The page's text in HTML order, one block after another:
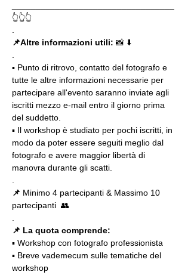
👆👆👆
📌Altre informazioni utili: 📸 ⬇️
▪️ Punto di ritrovo, contatto del fotografo e
tutte le altre informazioni necessarie per
partecipare all'evento saranno inviate agli
iscritti mezzo e-mail entro il giorno prima
del suddetto.
▪️ Il workshop è studiato per pochi iscritti, in
modo da poter essere seguiti meglio dal
fotografo e avere maggior libertà di
manovra durante gli scatti.
📌 Minimo 4 partecipanti & Massimo 10
partecipanti  👥
📌 La quota comprende:
▪️ Workshop con fotografo professionista
▪️ Breve vademecum sulle tematiche del
workshop